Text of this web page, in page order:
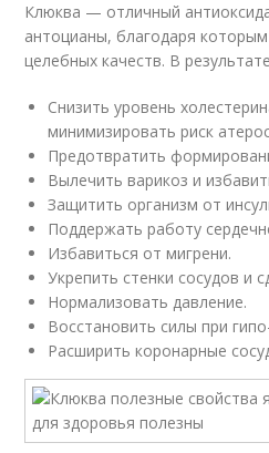
Клюква — отличный
антоцианы, благодаря
целебных качеств. В
Снизить уровень
минимизировать риск
Предотвратить
Вылечить варикоз и
Защитить организм от
Поддержать работу
Избавиться от мигрени.
Укрепить стенки сосудов и
Нормализовать давление.
Восстановить силы при
Расширить коронарные